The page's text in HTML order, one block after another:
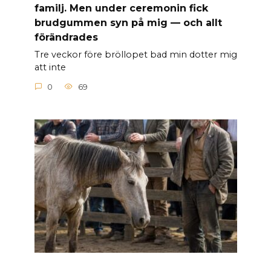
familj. Men under ceremonin fick
brudgummen syn på mig — och allt
förändrades
Tre veckor före bröllopet bad min dotter mig
att inte
0 69